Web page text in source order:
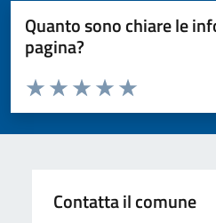
Quanto sono chiare le
pagina?
Valuta da 1 a 5 stelle la pagina
Valuta 5 stelle
Valuta 4 stelle su 5
Valuta 3 stelle su 5
Valuta 2 stelle su 5
Valuta 1 stelle su 5
Contatta il comune